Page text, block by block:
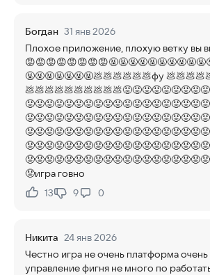
Богдан 31 янв 2026
Плохое приложение, плохую ветку вы
🤬🤬🤬🤬🤬🤬🤬💩💩💩💩💩💩фу
😡игра говно
Нравится:
13Не нравится:
9 0
Никита 24 янв 2026
Честно игра не очень платформа очень
управление фигня не много по